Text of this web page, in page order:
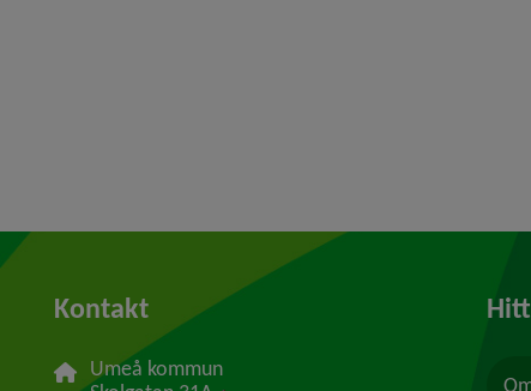
Kontakt
Umeå kommun